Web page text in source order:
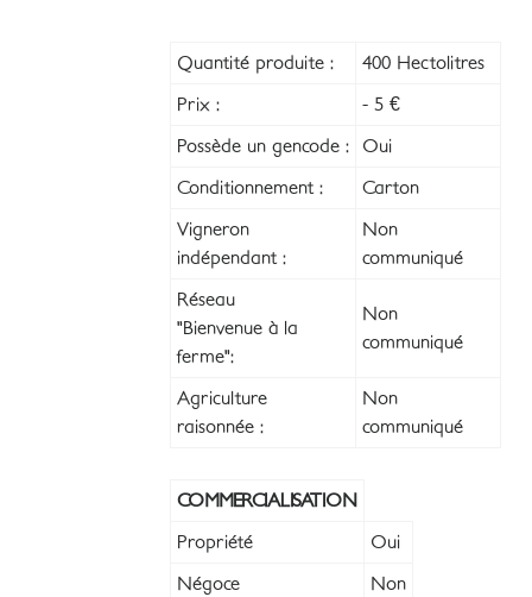
Quantité produite : 400 Hectolitres
Prix : - 5 €
Possède un gencode : Oui
Conditionnement : Carton
Vigneron
indépendant :
Non
communiqué
Réseau
"Bienvenue à la
ferme":
Non
communiqué
Agriculture
raisonnée :
Non
communiqué
COMMERCIALISATION
Propriété Oui
Négoce Non